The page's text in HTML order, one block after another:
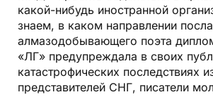
какой-нибудь иностранной
знаем, в каком направлении
алмазодобывающего поэта
«ЛГ» предупреждала в своих
катастрофических последствиях
представителей СНГ, писатели